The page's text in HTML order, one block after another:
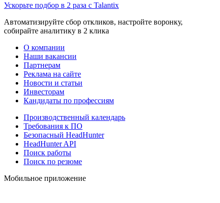
Ускорьте подбор в 2 раза с Talantix
Автоматизируйте сбор откликов, настройте воронку,
собирайте аналитику в 2 клика
О компании
Наши вакансии
Партнерам
Реклама на сайте
Новости и статьи
Инвесторам
Кандидаты по профессиям
Производственный календарь
Требования к ПО
Безопасный HeadHunter
HeadHunter API
Поиск работы
Поиск по резюме
Мобильное приложение